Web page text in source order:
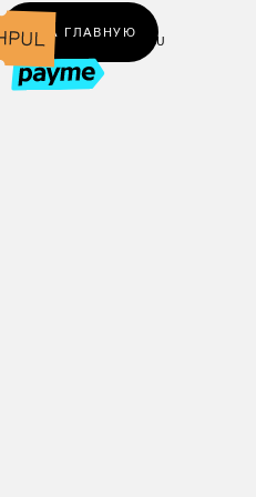
UZ RU
← НА ГЛАВНУЮ